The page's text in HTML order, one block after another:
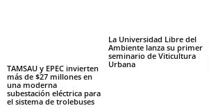
TAMSAU y EPEC invierten
más de $27 millones en
una moderna
subestación eléctrica para
el sistema de trolebuses
La Universidad Libre del
Ambiente lanza su primer
seminario de Viticultura
Urbana